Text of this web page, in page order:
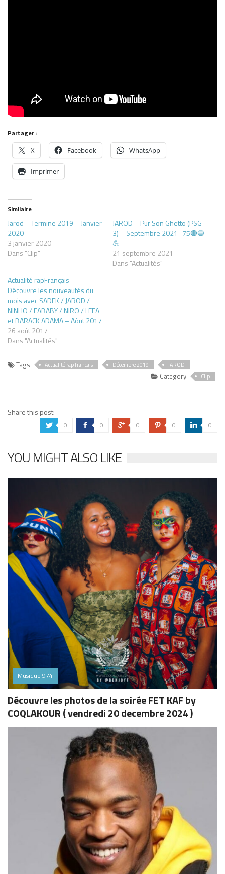
Partager :
X Facebook WhatsApp
Imprimer
Similaire
Jarod – Termine 2019 – Janvier
2020
3 janvier 2020
Dans "Clip"
JAROD – Pur Son Ghetto (PSG
3) – Septembre 2021–75🔴🔵
💪
21 septembre 2021
Dans "Actualités"
Actualité rapFrançais –
Découvre les nouveautés du
mois avec SADEK / JAROD /
NINHO / FABABY / NIRO / LEFA
et BARACK ADAMA – Aôut 2017
26 août 2017
Dans "Actualités"
Tags Actualité rap francais Décembre 2019 JAROD
Category Clip
Share this post:
a 0 b 0 c 0 d 0 j 0
YOU MIGHT ALSO LIKE
Musique 974
Découvre les photos de la soirée FET KAF by
COQLAKOUR ( vendredi 20 decembre 2024 )